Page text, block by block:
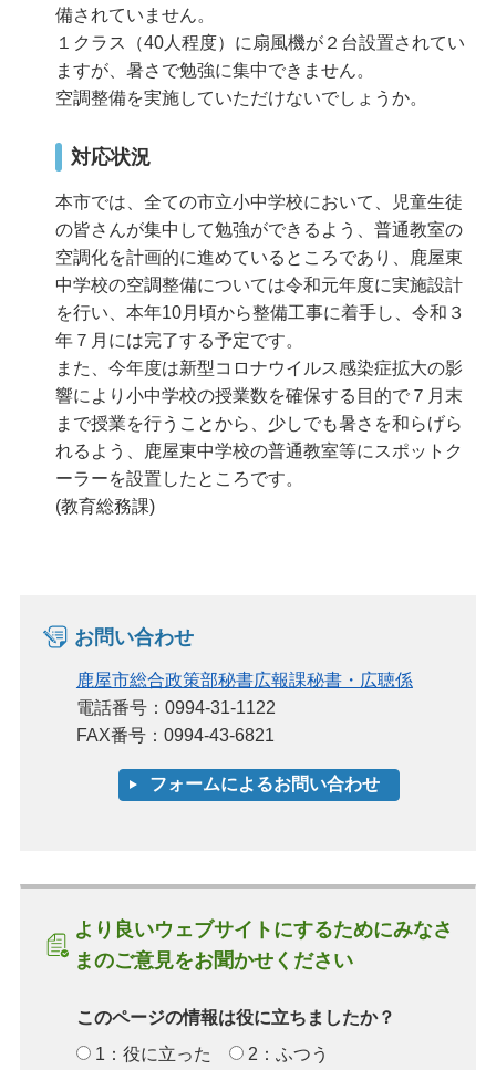
備されていません。
１クラス（40人程度）に扇風機が２台設置されてい
ますが、暑さで勉強に集中できません。
空調整備を実施していただけないでしょうか。
対応状況
本市では、全ての市立小中学校において、児童生徒
の皆さんが集中して勉強ができるよう、普通教室の
空調化を計画的に進めているところであり、鹿屋東
中学校の空調整備については令和元年度に実施設計
を行い、本年10月頃から整備工事に着手し、令和３
年７月には完了する予定です。
また、今年度は新型コロナウイルス感染症拡大の影
響により小中学校の授業数を確保する目的で７月末
まで授業を行うことから、少しでも暑さを和らげら
れるよう、鹿屋東中学校の普通教室等にスポットク
ーラーを設置したところです。
(教育総務課)
お問い合わせ
鹿屋市総合政策部秘書広報課秘書・広聴係
電話番号：0994-31-1122
FAX番号：0994-43-6821
より良いウェブサイトにするためにみなさ
まのご意見をお聞かせください
このページの情報は役に立ちましたか？
1：役に立った
2：ふつう